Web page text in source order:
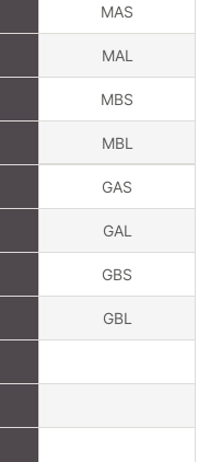
MAS
MAL
MBS
MBL
GAS
GAL
GBS
GBL